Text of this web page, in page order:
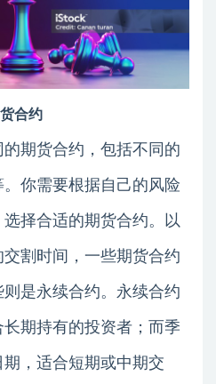
合约
期货合约，包括不同的
你需要根据自己的风险
择合适的期货合约。以
割时间，一些期货合约
是永续合约。永续合约
期持有的投资者；而季
，适合短期或中期交